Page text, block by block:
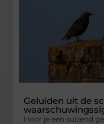
Geluiden uit de
Hoor je een suizend